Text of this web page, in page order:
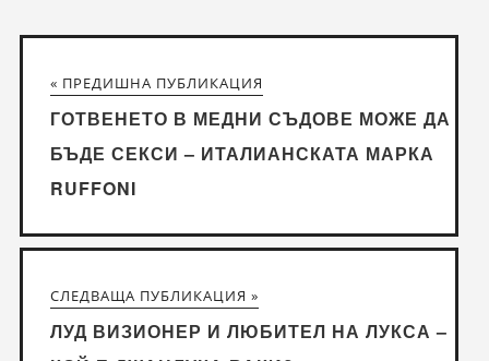
« ПРЕДИШНА ПУБЛИКАЦИЯ
ГОТВЕНЕТО В МЕДНИ СЪДОВЕ МОЖЕ ДА
БЪДЕ СЕКСИ – ИТАЛИАНСКАТА МАРКА
RUFFONI
СЛЕДВАЩА ПУБЛИКАЦИЯ »
ЛУД ВИЗИОНЕР И ЛЮБИТЕЛ НА ЛУКСА –